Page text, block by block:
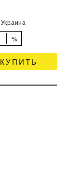
Украина
%
КУПИТЬ